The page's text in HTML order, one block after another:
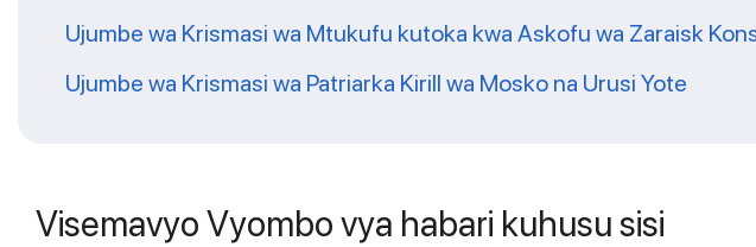
Ujumbe wa Krismasi wa Mtukufu kutoka kwa Askofu wa Zaraisk
Ujumbe wa Krismasi wa Patriarka Kirill wa Mosko na Urusi Yote
Visemavyo Vyombo vya habari kuhusu sisi